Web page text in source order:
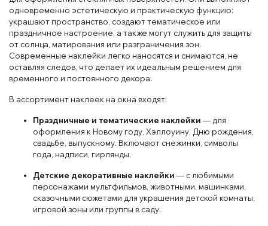
одновременно эстетическую и практическую функцию:
украшают пространство, создают тематическое или
праздничное настроение, а также могут служить для защиты
от солнца, матирования или разграничения зон.
Современные наклейки легко наносятся и снимаются, не
оставляя следов, что делает их идеальным решением для
временного и постоянного декора.
В ассортимент наклеек на окна входят:
Праздничные и тематические наклейки — для
оформления к Новому году, Хэллоуину, Дню рождения,
свадьбе, выпускному. Включают снежинки, символы
года, надписи, гирлянды.
Детские декоративные наклейки — с любимыми
персонажами мультфильмов, животными, машинками,
сказочными сюжетами для украшения детской комнаты,
игровой зоны или группы в саду.